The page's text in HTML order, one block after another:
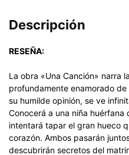
Descripción
RESEÑA:
La obra «Una Canción» narra
profundamente enamorado
su humilde opinión, se ve
Conocerá a una niña huérfana
intentará tapar el gran hueco
corazón. Ambos pasarán
descubrirán secretos del